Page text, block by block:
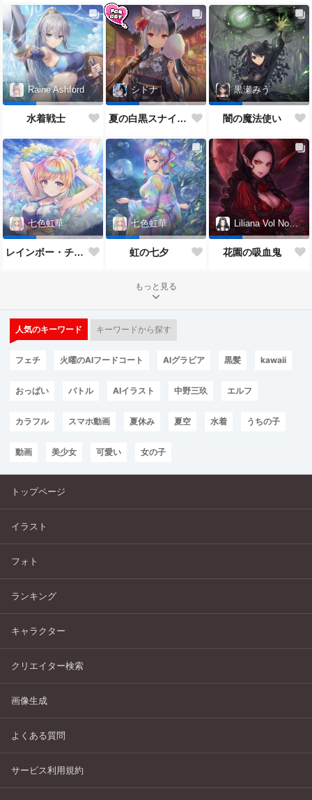
Raine Ashford
水着戦士
シドナ
夏の白黒スナイパー
黒瀬みう
闇の魔法使い
七色虹華
レインボー・チアガール
七色虹華
虹の七夕
Liliana Vol Noctis
花園の吸血鬼
もっと見る
人気のキーワード キーワードから探す
フェチ 火曜のAIフードコート AIグラビア 黒髪 kawaii
おっぱい バトル AIイラスト 中野三玖 エルフ
カラフル スマホ動画 夏休み 夏空 水着 うちの子
動画 美少女 可愛い 女の子
トップページ
イラスト
フォト
ランキング
キャラクター
クリエイター検索
画像生成
よくある質問
サービス利用規約